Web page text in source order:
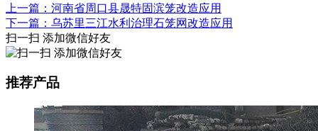
上一篇：河南省周口县晟特固滨笼改造应用
下一篇：乌苏里三江水利治理石笼网改造应用
扫一扫 添加微信好友
推荐产品